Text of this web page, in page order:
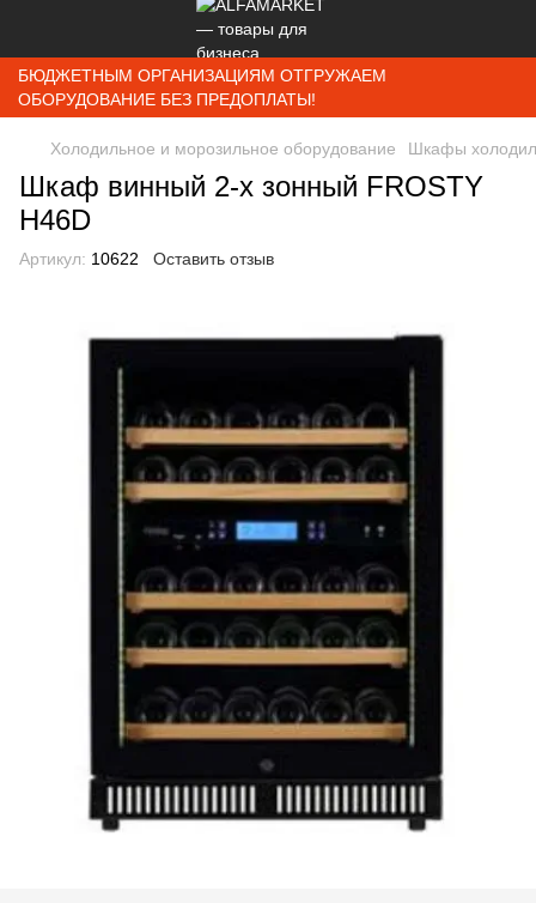
БЮДЖЕТНЫМ ОРГАНИЗАЦИЯМ ОТГРУЖАЕМ
ОБОРУДОВАНИЕ БЕЗ ПРЕДОПЛАТЫ!
Холодильное и морозильное оборудование Шкафы
Шкаф винный 2-х зонный FROSTY
H46D
Артикул: 10622 Оставить отзыв